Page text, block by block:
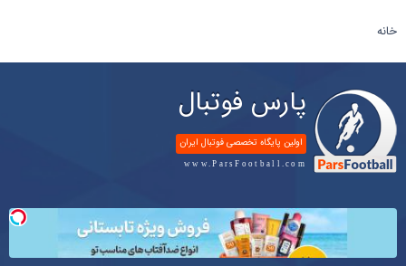
خانه
پارس فوتبال
اولین پایگاه تخصصی فوتبال ایران
www.ParsFootball.com